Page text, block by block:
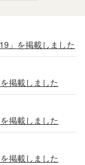
」を掲載しました
掲載しました
掲載しました
掲載しました